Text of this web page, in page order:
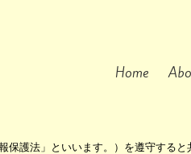
Home
保護法」といいます。）を遵守する